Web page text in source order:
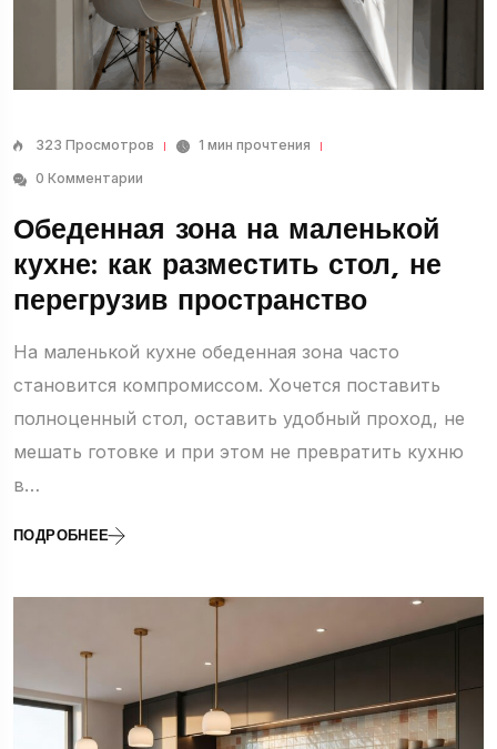
Детская
323 Просмотров
1 мин прочтения
0 Комментарии
Обеденная зона на маленькой
кухне: как разместить стол, не
перегрузив пространство
На маленькой кухне обеденная зона часто
становится компромиссом. Хочется поставить
полноценный стол, оставить удобный проход, не
мешать готовке и при этом не превратить кухню
в…
ПОДРОБНЕЕ